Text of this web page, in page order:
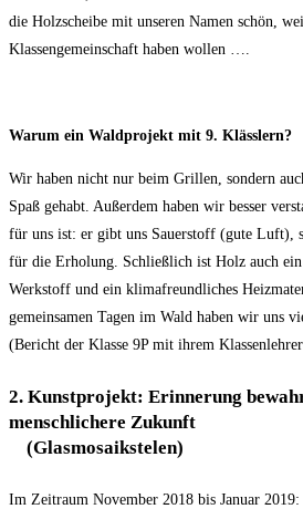
die Holzscheibe mit unseren Namen schön,
Klassengemeinschaft haben wollen ….
Warum ein Waldprojekt mit 9. Klässlern?
Wir haben nicht nur beim Grillen, sondern
Spaß gehabt. Außerdem haben wir besser
für uns ist: er gibt uns Sauerstoff (gute Luft),
für die Erholung. Schließlich ist Holz auch
Werkstoff und ein klimafreundliches
gemeinsamen Tagen im Wald haben wir uns
(Bericht der Klasse 9P mit ihrem
2. Kunstprojekt: Erinnerung
menschlichere Zukunft
(Glasmosaikstelen)
Im Zeitraum November 2018 bis Januar 2019: